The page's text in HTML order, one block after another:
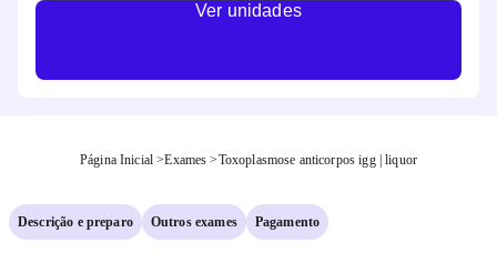
Ver unidades
Página Inicial >Exames >Toxoplasmose anticorpos igg | liquor
Descrição e preparo Outros exames Pagamento